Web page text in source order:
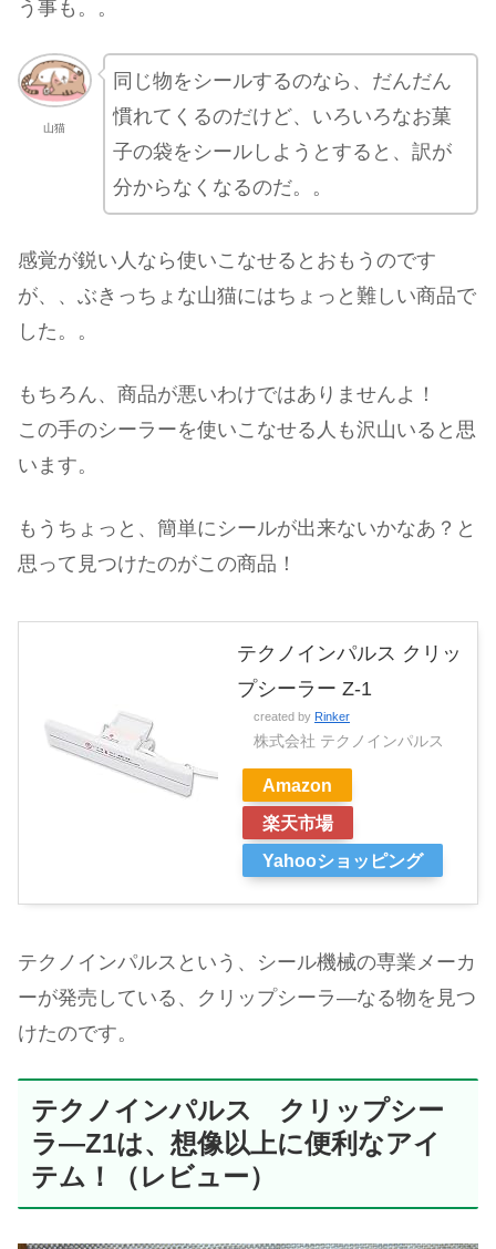
う事も。。
山猫
同じ物をシールするのなら、だんだん
慣れてくるのだけど、いろいろなお菓
子の袋をシールしようとすると、訳が
分からなくなるのだ。。
感覚が鋭い人なら使いこなせるとおもうのです
が、、ぶきっちょな山猫にはちょっと難しい商品で
した。。
もちろん、商品が悪いわけではありませんよ！
この手のシーラーを使いこなせる人も沢山いると思
います。
もうちょっと、簡単にシールが出来ないかなあ？と
思って見つけたのがこの商品！
テクノインパルス クリッ
プシーラー Z-1
created by Rinker
株式会社 テクノインパルス
Amazon
楽天市場
Yahooショッピング
テクノインパルスという、シール機械の専業メーカ
ーが発売している、クリップシーラ―なる物を見つ
けたのです。
テクノインパルス クリップシー
ラ―Z1は、想像以上に便利なアイ
テム！（レビュー）